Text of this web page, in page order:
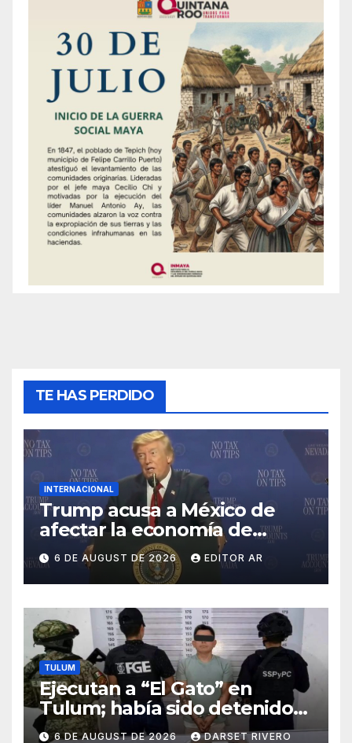
TE HAS PERDIDO
INTERNACIONAL
Trump acusa a México de
afectar la economía de
Estados Unidos con arancele
6 DE AUGUST DE 2026 EDITOR AR
TULUM
Ejecutan a “El Gato” en
Tulum; había sido detenido
por un Homicidio
6 DE AUGUST DE 2026 DARSET RIVERO